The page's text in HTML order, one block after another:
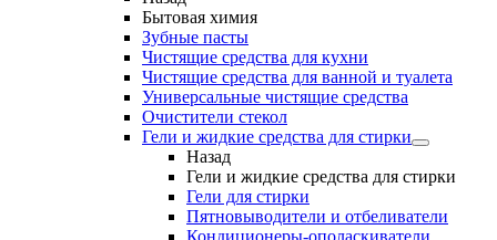
Бытовая химия
Зубные пасты
Чистящие средства для кухни
Чистящие средства для ванной и туалета
Универсальные чистящие средства
Очистители стекол
Гели и жидкие средства для стирки
Назад
Гели и жидкие средства для стирки
Гели для стирки
Пятновыводители и отбеливатели
Кондиционеры-ополаскиватели